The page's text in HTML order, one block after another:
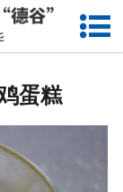
首页
卤蛋
蛋糕